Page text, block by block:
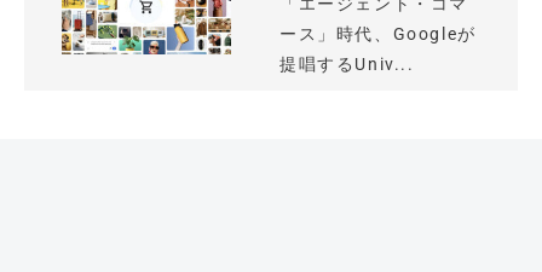
「エージェント・コマ
ース」時代、Googleが
提唱するUniv...